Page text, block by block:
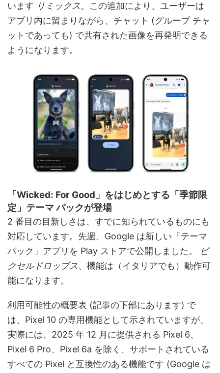
います リミックス。この追加により、ユーザーは
アプリ内に留まりながら、チャット (グループ チャ
ットであ​​っても) で共有された画像を再発明できる
ようになります。
「Wicked: For Good」をはじめとする「季節限
定」テーマ パックが登場
2 番目の目新しさは、すでに知られているものにも
対応しています。先週、Google は新しい「テーマ
パック」アプリを Play ストアで公開しました。
ピ
クセルドロップス、機能は（イタリアでも）動作可
能になります。
利用可能性の概要表 (記事の下部にあります) で
は、Pixel 10 の専用機能として示されていますが、
実際には、2025 年 12 月に提供される Pixel 6、
Pixel 6 Pro、Pixel 6a を除く、サポートされている
すべての Pixel と互換性のある機能です (Google は